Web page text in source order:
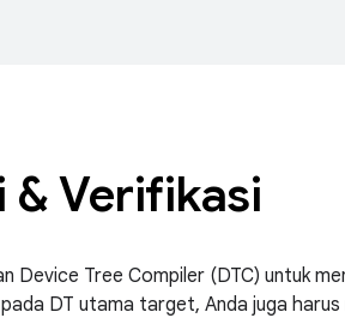
& Verifikasi
Device Tree Compiler (DTC) untuk
DT utama target, Anda juga